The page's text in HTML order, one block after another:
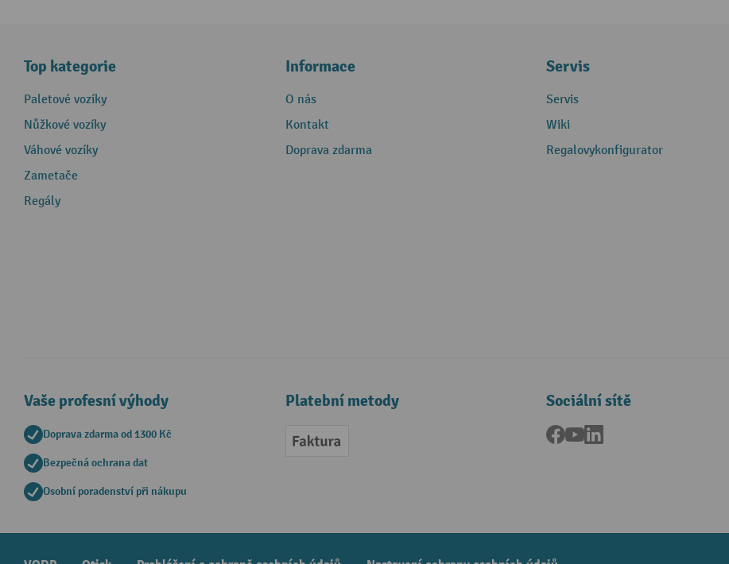
Top kategorie
Paletové vozíky
Nůžkové vozíky
Váhové vozíky
Zametače
Regály
Informace
O nás
Kontakt
Doprava zdarma
Servis
Servis
Wiki
Regalovykonfigurator
Vaše profesní výhody
Doprava zdarma od 1300 Kč
Bezpečná ochrana dat
Osobní poradenství při nákupu
Platební metody
Faktura
Sociální sítě
Facebook
YouTube